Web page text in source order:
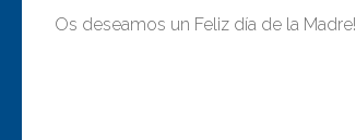
Os deseamos un Feliz día de la Madre!